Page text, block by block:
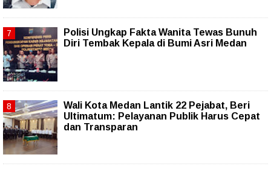
Polisi Ungkap Fakta Wanita Tewas Bunuh
Diri Tembak Kepala di Bumi Asri Medan
Wali Kota Medan Lantik 22 Pejabat, Beri
Ultimatum: Pelayanan Publik Harus Cepat
dan Transparan